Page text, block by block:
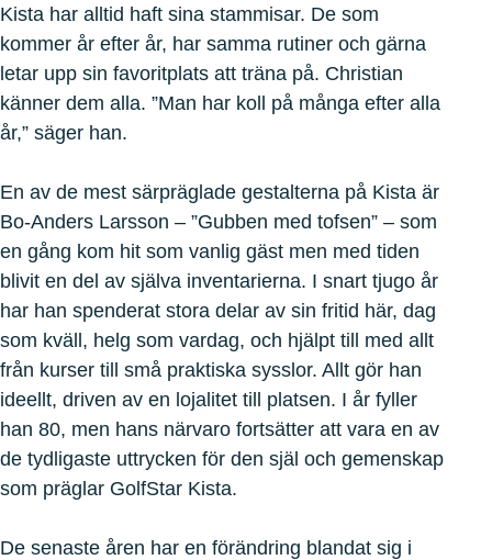
Kista har alltid haft sina stammisar. De som
kommer år efter år, har samma rutiner och gärna
letar upp sin favoritplats att träna på. Christian
känner dem alla. ”Man har koll på många efter alla
år,” säger han.
En av de mest särpräglade gestalterna på Kista är
Bo‑Anders Larsson – ”Gubben med tofsen” – som
en gång kom hit som vanlig gäst men med tiden
blivit en del av själva inventarierna. I snart tjugo år
har han spenderat stora delar av sin fritid här, dag
som kväll, helg som vardag, och hjälpt till med allt
från kurser till små praktiska sysslor. Allt gör han
ideellt, driven av en lojalitet till platsen. I år fyller
han 80, men hans närvaro fortsätter att vara en av
de tydligaste uttrycken för den själ och gemenskap
som präglar GolfStar Kista.
De senaste åren har en förändring blandat sig i